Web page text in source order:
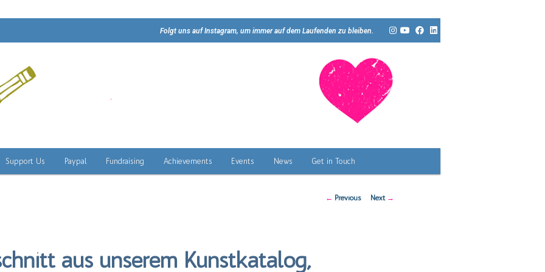
Folgt uns auf Instagram, um immer auf dem Laufenden zu bleiben.
Support Us Paypal Fundraising Achievements Events News Get in Touch
Post
← Previous Next →
aus unserem Kunstkatalog,